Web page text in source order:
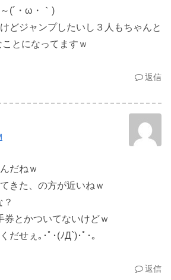
(´・ω・｀)
どジャンプしたいし３人もちゃんと
とになってますｗ
返信
だねｗ
きた、の方が近いねｗ
とかついてないけどｗ
だせぇ｡･ﾟ･(ﾉД`)･ﾟ･｡
返信